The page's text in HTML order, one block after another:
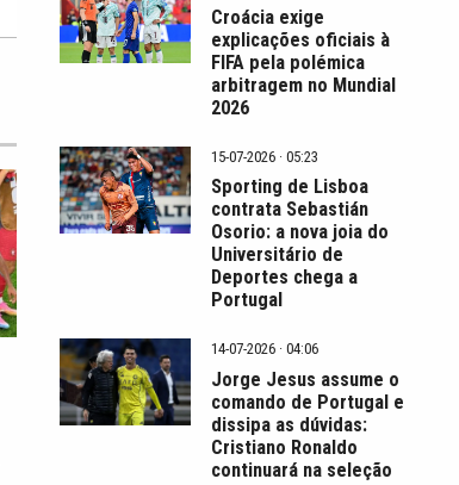
Croácia exige
explicações oficiais à
FIFA pela polémica
arbitragem no Mundial
2026
15-07-2026 · 05:23
Sporting de Lisboa
contrata Sebastián
Osorio: a nova joia do
Universitário de
Deportes chega a
Portugal
14-07-2026 · 04:06
Jorge Jesus assume o
comando de Portugal e
dissipa as dúvidas:
Cristiano Ronaldo
continuará na seleção